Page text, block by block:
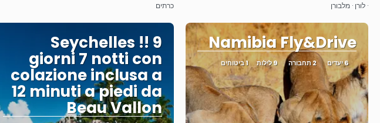
· לורן · מלבורן
כרתים
Namibia Fly&Drive
6 יעדים 2 תחבורה 9 לילות 1 ביטוחים
Seychelles !! 9
giorni 7 notti con
colazione inclusa a
12 minuti a piedi da
Beau Vallon